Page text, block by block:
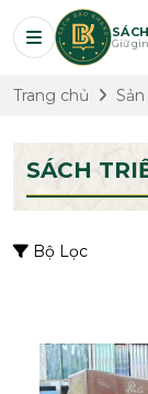
Giữ
Trang chủ
SÁCH
Bộ Lọc